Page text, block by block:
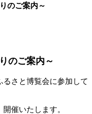
のご案内～
のご案内～
さと博覧会に参加して
催いたします。